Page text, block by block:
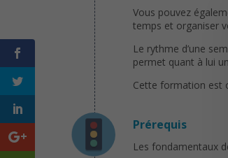
Vous pouvez
temps et organiser
Le rythme d’une
permet quant à lui
Cette formation est
Prérequis
Les fondamentaux